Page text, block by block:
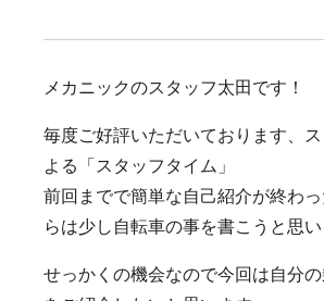
メカニックのスタッフ太田です！
毎度ご好評いただいております、
よる「スタッフタイム」
前回までで簡単な自己紹介が終わ
らは少し自転車の事を書こうと思い
せっかくの機会なので今回は自分